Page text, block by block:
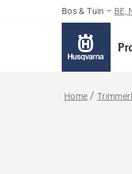
Bos & Tuin – BE,
Home